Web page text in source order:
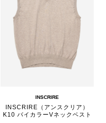
INSCRIRE
INSCRIRE（アンスクリア）
K10 バイカラーVネックベスト